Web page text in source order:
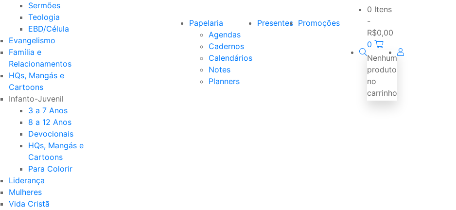
Sermões
Teologia
EBD/Célula
Evangelismo
Família e
Relacionamentos
HQs, Mangás e
Cartoons
Infanto-Juvenil
3 a 7 Anos
8 a 12 Anos
Devocionais
HQs, Mangás e
Cartoons
Para Colorir
Liderança
Mulheres
Vida Cristã
Papelaria
Agendas
Cadernos
Calendários
Notes
Planners
Presentes Promoções
0 Itens
-
R$0,00
0
Nenhum
produto
no
carrinho